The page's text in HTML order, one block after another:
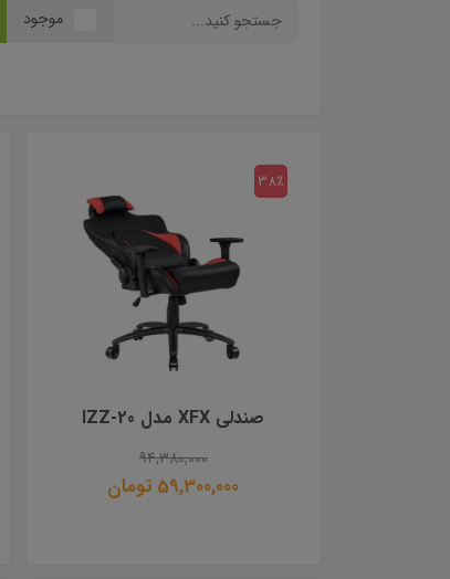
موجود
صندلى XFX مدل IZZ-20
94,380,000
59,300,000 تومان
38٪